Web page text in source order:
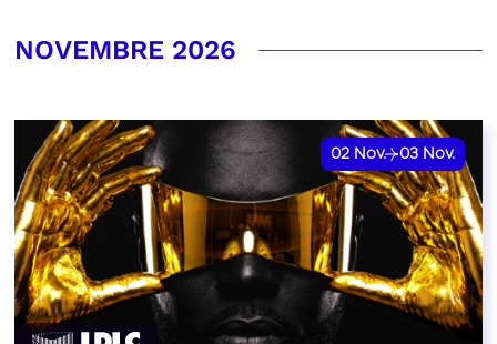
NOVEMBRE 2026
02 Nov. 03 Nov.